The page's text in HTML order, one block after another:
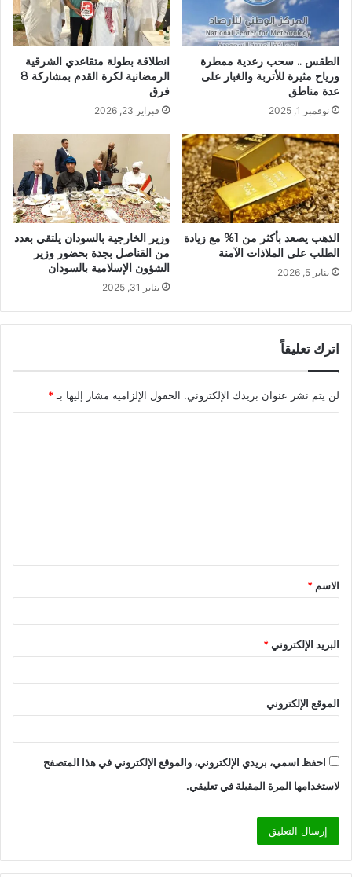
الطقس .. سحب رعدية ممطرة
ورياح مثيرة للأتربة والغبار على
عدة مناطق
نوفمبر 1, 2025
انطلاقة بطولة متقاعدي الشرقية
الرمضانية لكرة القدم بمشاركة 8
فرق
فبراير 23, 2026
الذهب يصعد بأكثر من 1% مع زيادة
الطلب على الملاذات الآمنة
يناير 5, 2026
وزير الخارجية بالسودان يلتقي بعدد
من القناصل بجدة بحضور وزير
الشؤون الإسلامية بالسودان
يناير 31, 2025
اترك تعليقاً
لن يتم نشر عنوان بريدك الإلكتروني. الحقول الإلزامية مشار إليها بـ *
ق
*
الاسم *
البريد الإلكتروني*
الموقع الإلكتروني
احفظ اسمي، بريدي الإلكتروني، والموقع الإلكتروني في هذا المتصفح
لاستخدامها المرة المقبلة في تعليقي.